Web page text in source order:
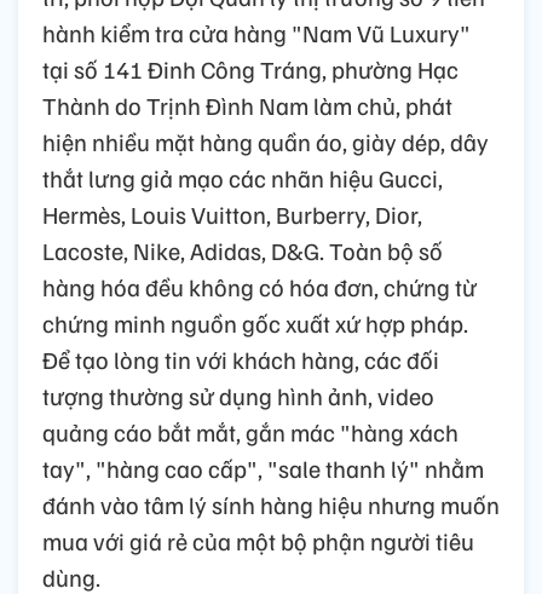
hành kiểm tra cửa hàng "Nam Vũ Luxury"
tại số 141 Đinh Công Tráng, phường Hạc
Thành do Trịnh Đình Nam làm chủ, phát
hiện nhiều mặt hàng quần áo, giày dép, dây
thắt lưng giả mạo các nhãn hiệu Gucci,
Hermès, Louis Vuitton, Burberry, Dior,
Lacoste, Nike, Adidas, D&G. Toàn bộ số
hàng hóa đều không có hóa đơn, chứng từ
chứng minh nguồn gốc xuất xứ hợp pháp.
Để tạo lòng tin với khách hàng, các đối
tượng thường sử dụng hình ảnh, video
quảng cáo bắt mắt, gắn mác "hàng xách
tay", "hàng cao cấp", "sale thanh lý" nhằm
đánh vào tâm lý sính hàng hiệu nhưng muốn
mua với giá rẻ của một bộ phận người tiêu
dùng.